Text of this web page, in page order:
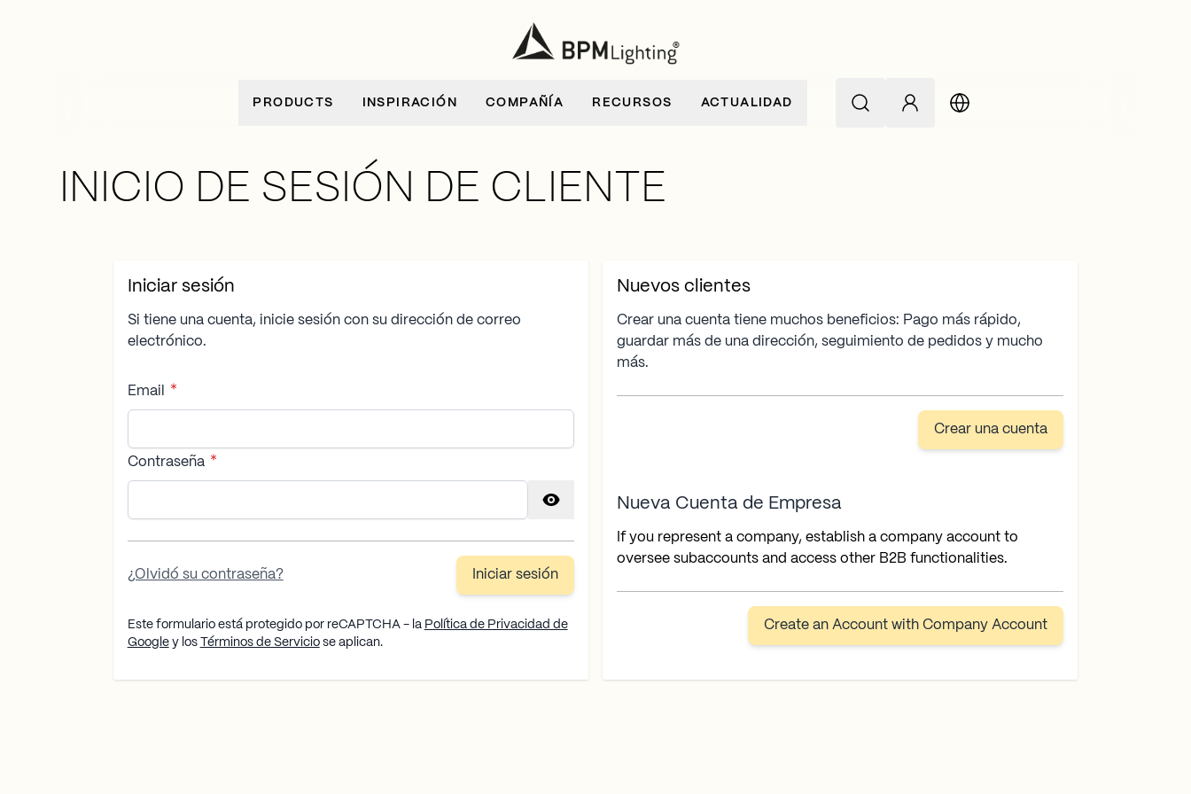
PRODUCTS INSPIRACIÓN COMPAÑÍA RECURSOS ACTUALIDAD
INICIO DE SESIÓN DE CLIENTE
Iniciar sesión
Si tiene una cuenta, inicie sesión con su dirección de correo
electrónico.
Email
Contraseña
Iniciar sesión
¿Olvidó su contraseña?
Este formulario está protegido por reCAPTCHA - la Política de Privacidad de
Googley los Términos de Serviciose aplican.
Nuevos clientes
Crear una cuenta tiene muchos beneficios: Pago más rápido,
guardar más de una dirección, seguimiento de pedidos y mucho
más.
Crear una cuenta
Nueva Cuenta de Empresa
If you represent a company, establish a company account to
oversee subaccounts and access other B2B functionalities.
Create an Account with Company Account